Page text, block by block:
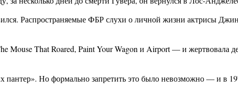
Распространяемые ФБР слухи о личной жизни актрисы
Mouse That Roared, Paint Your Wagon и Airport — и жертвовала
Но формально запретить это было невозможно — и в